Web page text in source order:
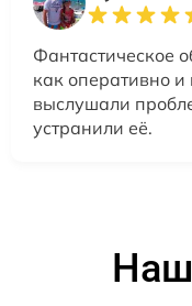
Фантастическое
как оперативно
выслушали
устранили её.